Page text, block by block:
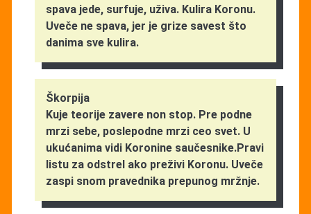
spava jede, surfuje, uživa. Kulira Koronu.
Uveče ne spava, jer je grize savest što
danima sve kulira.
Škorpija
Kuje teorije zavere non stop. Pre podne
mrzi sebe, poslepodne mrzi ceo svet. U
ukućanima vidi Koronine saučesnike.Pravi
listu za odstrel ako preživi Koronu. Uveče
zaspi snom pravednika prepunog mržnje.